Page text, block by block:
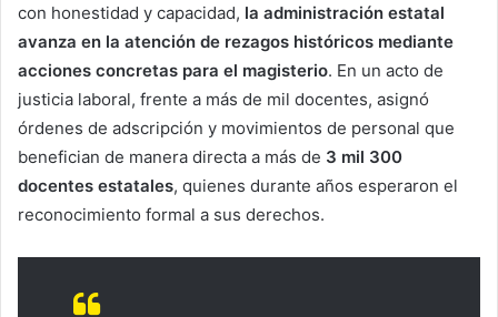
con honestidad y capacidad, la administración estatal
avanza en la atención de rezagos históricos mediante
acciones concretas para el magisterio. En un acto de
justicia laboral, frente a más de mil docentes, asignó
órdenes de adscripción y movimientos de personal que
benefician de manera directa a más de 3 mil 300
docentes estatales, quienes durante años esperaron el
reconocimiento formal a sus derechos.